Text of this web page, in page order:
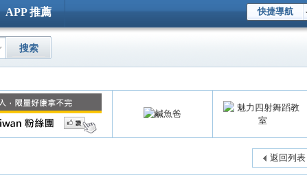
快捷導航
APP 推薦
搜索
返回列表